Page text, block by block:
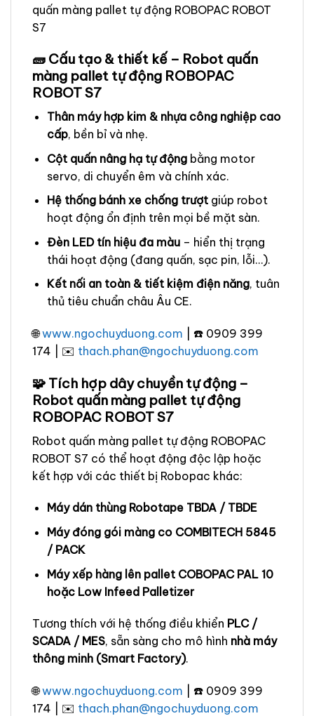
quấn màng pallet tự động ROBOPAC ROBOT
S7
🧱 Cấu tạo & thiết kế – Robot quấn
màng pallet tự động ROBOPAC
ROBOT S7
Thân máy hợp kim & nhựa công nghiệp cao
cấp, bền bỉ và nhẹ.
Cột quấn nâng hạ tự độngbằng motor
servo, di chuyển êm và chính xác.
Hệ thống bánh xe chống trượtgiúp robot
hoạt động ổn định trên mọi bề mặt sàn.
Đèn LED tín hiệu đa màu– hiển thị trạng
thái hoạt động (đang quấn, sạc pin, lỗi…).
Kết nối an toàn & tiết kiệm điện năng, tuân
thủ tiêu chuẩn châu Âu CE.
🌐www.ngochuyduong.com | ☎️ 0909 399
174 | ✉️ thach.phan@ngochuyduong.com
🧩 Tích hợp dây chuyền tự động –
Robot quấn màng pallet tự động
ROBOPAC ROBOT S7
Robot quấn màng pallet tự động ROBOPAC
ROBOT S7 có thể hoạt động độc lập hoặc
kết hợp với các thiết bị Robopac khác:
Máy dán thùng Robotape TBDA / TBDE
Máy đóng gói màng co COMBITECH 5845
/ PACK
Máy xếp hàng lên pallet COBOPAC PAL 10
hoặc Low Infeed Palletizer
Tương thích với hệ thống điều khiển PLC /
SCADA / MES, sẵn sàng cho mô hình nhà máy
thông minh (Smart Factory).
🌐www.ngochuyduong.com | ☎️ 0909 399
174 | ✉️ thach.phan@ngochuyduong.com